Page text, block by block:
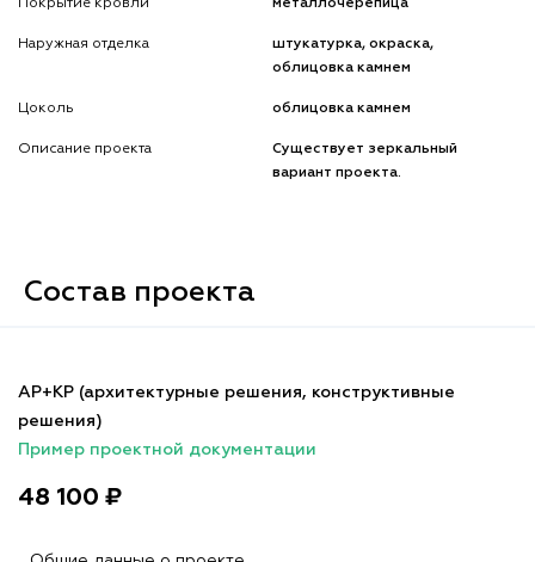
Покрытие кровли металлочерепица
Наружная отделка
штукатурка, окраска,
облицовка камнем
Цоколь облицовка камнем
Описание проекта
Существует зеркальный
вариант проекта.
Состав проекта
АР+КР (архитектурные решения, конструктивные
решения)
Пример проектной документации
48 100 ₽